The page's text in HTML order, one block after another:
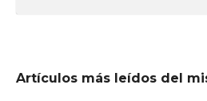
Artículos más leídos del